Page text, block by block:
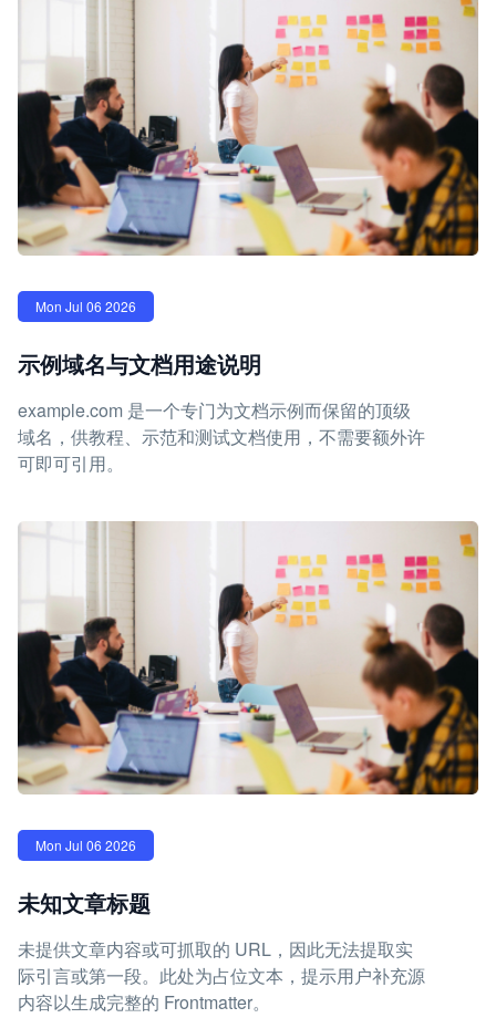
Mon Jul 06 2026
示例域名与文档用途说明
example.com 是一个专门为文档示例而保留的顶级
域名，供教程、示范和测试文档使用，不需要额外许
可即可引用。
Mon Jul 06 2026
未知文章标题
未提供文章内容或可抓取的 URL，因此无法提取实
际引言或第一段。此处为占位文本，提示用户补充源
内容以生成完整的 Frontmatter。